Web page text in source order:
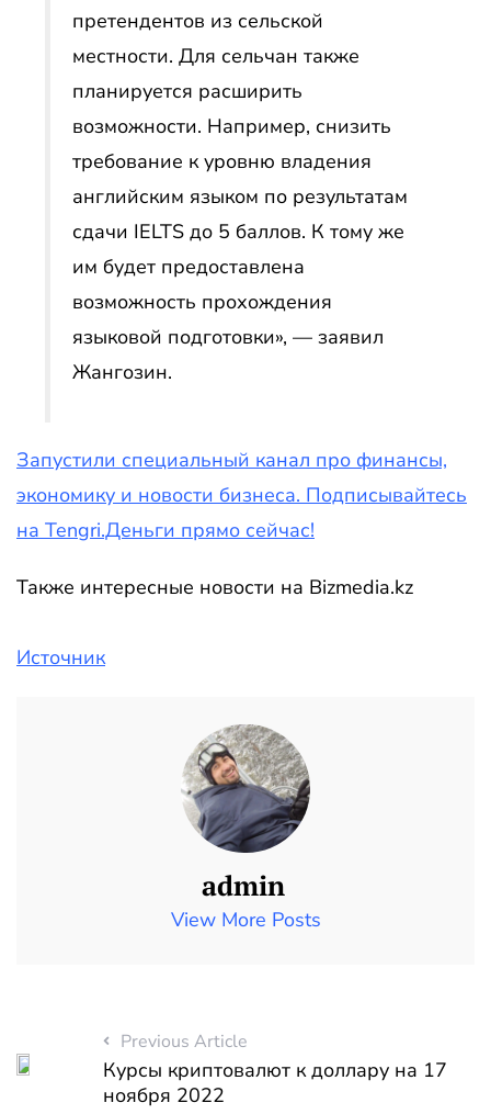
претендентов из сельской
местности. Для сельчан также
планируется расширить
возможности. Например, снизить
требование к уровню владения
английским языком по результатам
сдачи IELTS до 5 баллов. К тому же
им будет предоставлена
возможность прохождения
языковой подготовки», — заявил
Жангозин.
Запустили специальный канал про финансы,
экономику и новости бизнеса. Подписывайтесь
на Tengri.Деньги прямо сейчас!
Также интересные новости на Bizmedia.kz
Источник
admin
View More Posts
Previous Article
Курсы криптовалют к доллару на 17
ноября 2022